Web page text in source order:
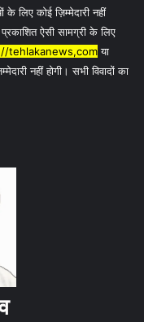
लिए कोई ज़िम्मेदारी नहीं
ऐसी सामग्री के लिए
tehlakanews,comया
नहीं होगी। सभी विवादों का